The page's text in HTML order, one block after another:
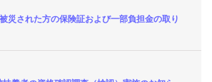
災された方の保険証および一部負担金の取り